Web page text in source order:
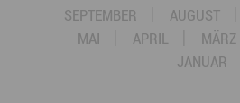
SEPTEMBER
AUGUST
MAI
APRIL MÄRZ
JANUAR